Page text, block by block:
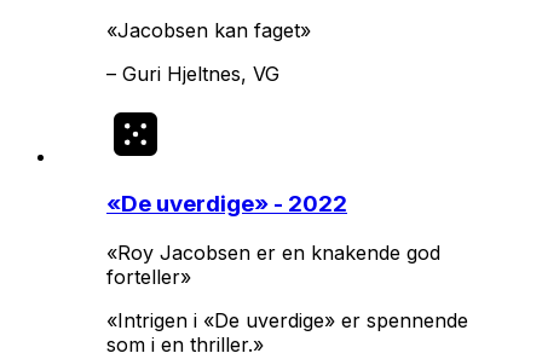
«Jacobsen kan faget»
– Guri Hjeltnes, VG
«De uverdige» - 2022
«Roy Jacobsen er en knakende god
forteller»
«Intrigen i «De uverdige» er spennende
som i en thriller.»